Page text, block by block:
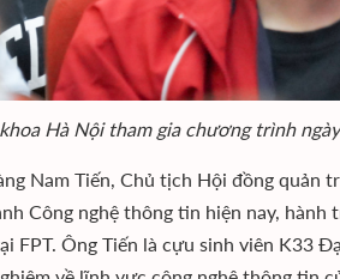
Hà Nội tham gia chương trình
Nam Tiến, Chủ tịch Hội đồng quản
Công nghệ thông tin hiện nay,
FPT. Ông Tiến là cựu sinh viên K33